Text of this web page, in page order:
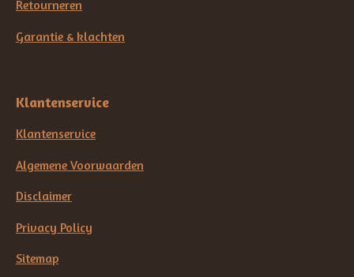
Retourneren
Garantie & klachten
Klantenservice
Klantenservice
Algemene Voorwaarden
Disclaimer
Privacy Policy
Sitemap